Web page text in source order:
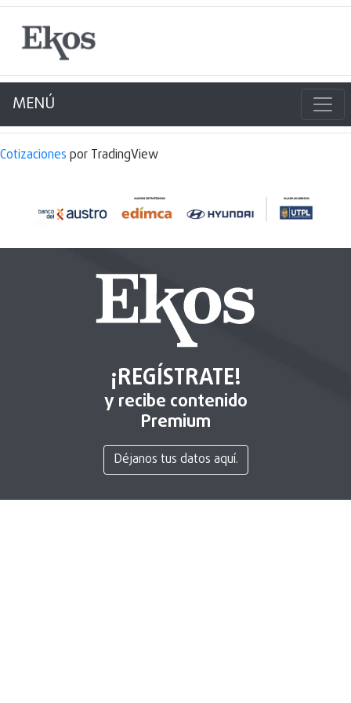
MENÚ
Cotizaciones por TradingView
¡REGÍSTRATE!
y recibe contenido
Premium
Déjanos tus datos aquí.